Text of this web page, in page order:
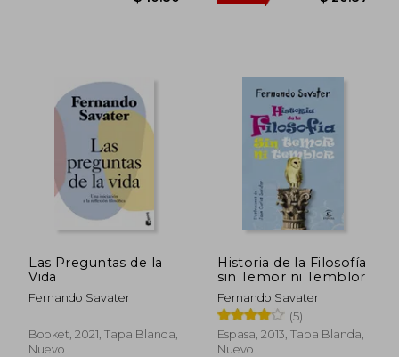
$ 10.80
45%
dcto.
Las Preguntas de la
Vida
Fernando Savater
Booket, 2021, Tapa Blanda,
Nuevo
Historia de la Filosofía
sin Temor ni Temblor
Fernando Savater
(5)
Espasa, 2013, Tapa Blanda,
Nuevo